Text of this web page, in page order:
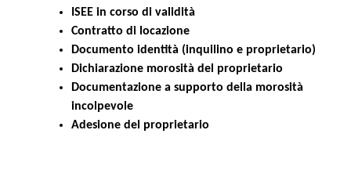
ISEE in corso di validità
Contratto di locazione
Documento identità (inquilino e proprietario)
Dichiarazione morosità del proprietario
Documentazione a supporto della morosità
incolpevole
Adesione del proprietario